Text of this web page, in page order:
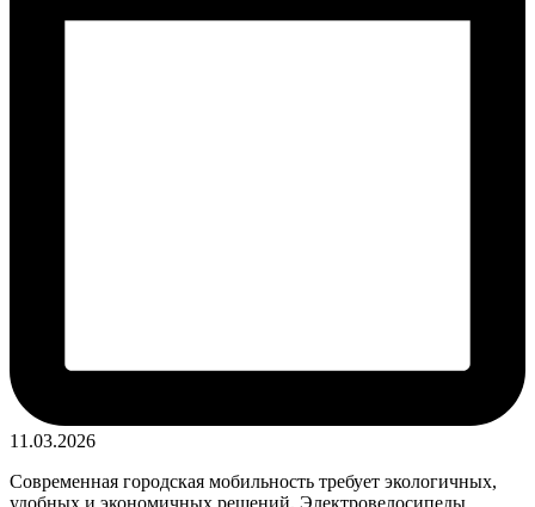
11.03.2026
Современная городская мобильность требует экологичных,
удобных и экономичных решений. Электровелосипеды